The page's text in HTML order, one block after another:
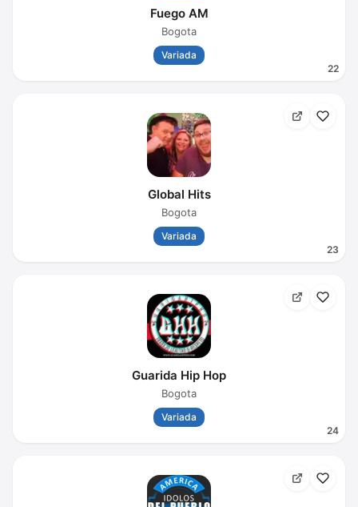
22
Fuego AM
Bogota
Variada
23
Global Hits
Bogota
Variada
24
Guarida Hip Hop
Bogota
Variada